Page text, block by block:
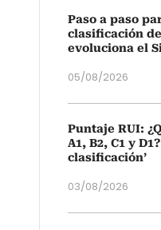
Paso a paso
clasificación
evoluciona el
05/08/2026
Puntaje RUI:
A1, B2, C1 y
clasificación’
03/08/2026